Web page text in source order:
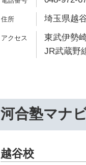
埼玉県越
東武伊勢
JR武蔵野
河合塾マナ
越谷校